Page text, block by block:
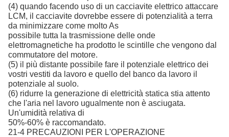
(4) quando facendo uso di un cacciavite elettrico attaccare
LCM, il cacciavite dovrebbe essere di potenzialità a terra
da minimizzare come molto As
possibile tutta la trasmissione delle onde
elettromagnetiche ha prodotto le scintille che vengono dal
commutatore del motore.
(5) il più distante possibile fare il potenziale elettrico dei
vostri vestiti da lavoro e quello del banco da lavoro il
potenziale al suolo.
(6) ridurre la generazione di elettricità statica stia attento
che l'aria nel lavoro ugualmente non è asciugata.
Un'umidità relativa di
50%-60% è raccomandato.
21-4 PRECAUZIONI PER L'OPERAZIONE